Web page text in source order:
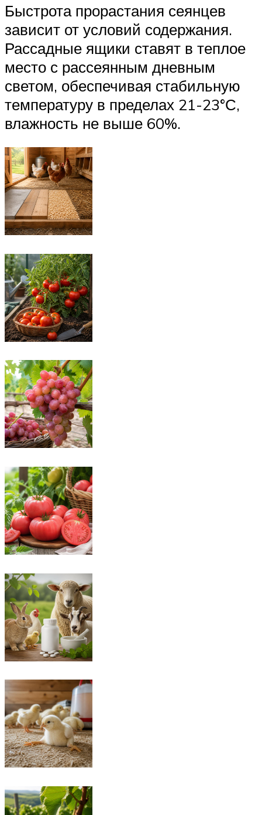
Быстрота прорастания сеянцев
зависит от условий содержания.
Рассадные ящики ставят в теплое
место с рассеянным дневным
светом, обеспечивая стабильную
температуру в пределах 21-23°С,
влажность не выше 60%.